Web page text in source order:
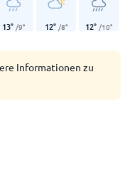
13° /9° 12° /8° 12° /10°
Informationen zu